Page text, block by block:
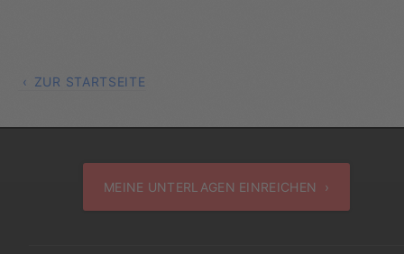
ZUR STARTSEITE
MEINE UNTERLAGEN EINREICHEN ›